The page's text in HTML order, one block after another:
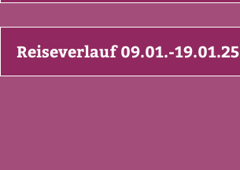
Reiseverlauf 09.01.-19.01.25